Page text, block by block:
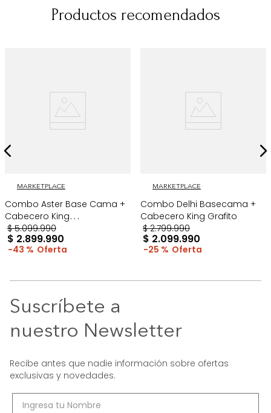
Productos recomendados
MARKETPLACE
Combo Aster Base Cama +
Cabecero King
Taupe/Madera
$ 5.099.990
$ 2.899.990
43 %
MARKETPLACE
Combo Delhi Basecama +
Cabecero King Grafito
$ 2.799.990
$ 2.099.990
25 %
Suscríbete a
nuestro Newsletter
Recibe antes que nadie información sobre ofertas
exclusivas y novedades.